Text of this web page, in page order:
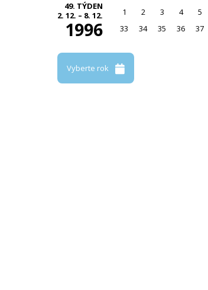
49. TÝDEN
2. 12. – 8. 12.
1996
1 2 3 4 5
33
34 35 36 37
Vyberte rok